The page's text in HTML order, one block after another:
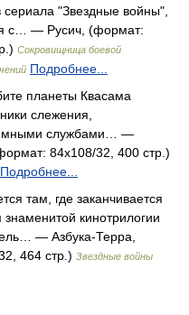
сериала "Звездные войны",
с… — Русич, (формат:
Сокровищница боевой
Подробнее...
планеты Квасама
слежения,
службами… —
84x108/32, 400 стр.)
Подробнее...
там, где заканчивается
кинотрилогии
— Азбука-Терра,
464 стр.) Звездные войны